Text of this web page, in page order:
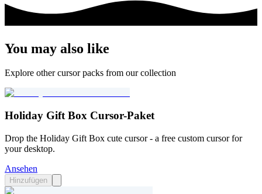
You may also like
Explore other cursor packs from our collection
Holiday Gift Box Cursor-Paket
Drop the Holiday Gift Box cute cursor - a free custom cursor for
your desktop.
Ansehen
Hinzufügen